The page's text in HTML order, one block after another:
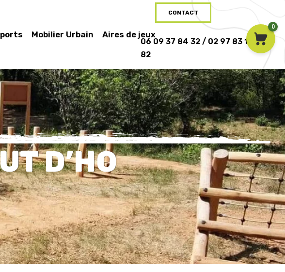
Mobilier Urbain Aires de jeux
CONTACT
06 09 37 84 32 / 02 97 83 16
82
D’HO
0